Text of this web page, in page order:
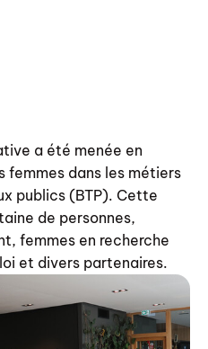
a été menée en
femmes dans les métiers
publics (BTP). Cette
de personnes,
femmes en recherche
et divers partenaires.